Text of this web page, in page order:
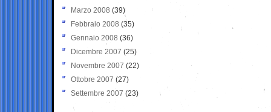
Marzo 2008 (39)
Febbraio 2008 (35)
Gennaio 2008 (36)
Dicembre 2007 (25)
Novembre 2007 (22)
Ottobre 2007 (27)
Settembre 2007 (23)